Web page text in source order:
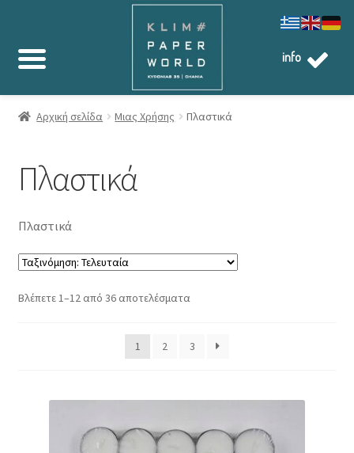
Αρχική σελίδα Μιας Χρήσης Πλαστικά
Πλαστικά
Πλαστικά
Βλέπετε 1–12 από 36 αποτελέσματαSorted
1
2 3
info